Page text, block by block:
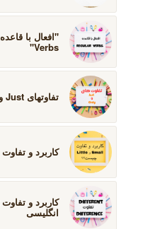
Verbs''
تفاوتهای Just و Only
کاربرد و تفاوت little / small چیست؟
انگلیسی